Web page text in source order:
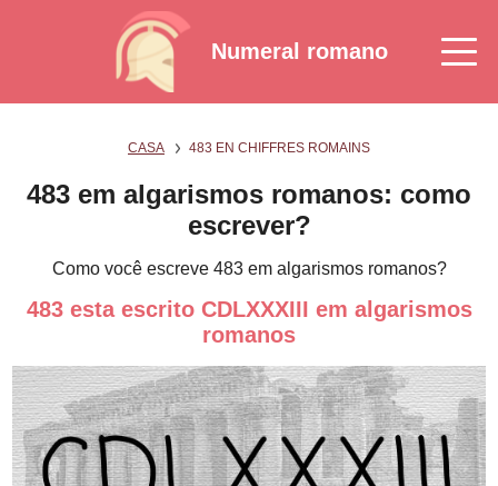
Numeral romano
CASA 483 EN CHIFFRES ROMAINS
483 em algarismos romanos: como
escrever?
Como você escreve 483 em algarismos romanos?
483 esta escrito CDLXXXIII em algarismos
romanos